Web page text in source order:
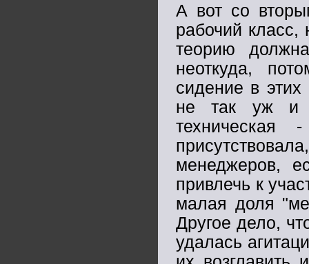
А вот со
рабочий класс,
теорию
неоткуда,
сидение в
не так уж и
менеджеров,
привлечь к
малая доля
Другое дело,
удалась